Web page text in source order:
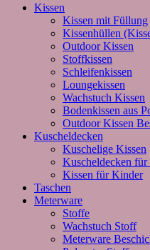
Kissen
Kissen mit Füllung
Kissenhüllen
Outdoor Kissen
Stoffkissen
Schleifenkissen
Loungekissen
Wachstuch Kissen
Bodenkissen aus
Outdoor Kissen
Kuscheldecken
Kuschelige Kissen
Kuscheldecken
Kissen für Kinder
Taschen
Meterware
Stoffe
Wachstuch Stoff
Meterware